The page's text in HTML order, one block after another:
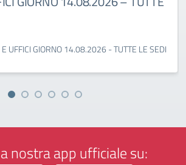
UFFICI GIORNO 14.08.2026 - TUTTE LE SEDI
nostra app ufficiale su: